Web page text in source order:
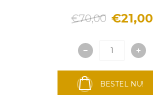
€70,00 €21,00
BESTEL NU!